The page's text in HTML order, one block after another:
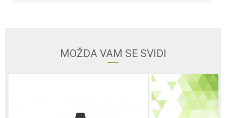
MOŽDA VAM SE SVIDI